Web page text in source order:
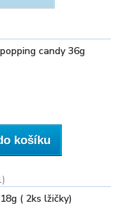
candy 36g
košíku
( 2ks lžičky)